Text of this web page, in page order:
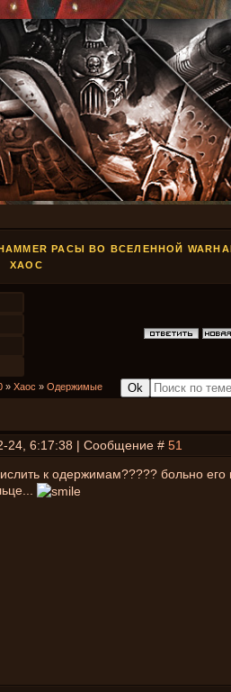
РАСЫ ВО ВСЕЛЕННОЙ
ХАОС
» Хаос » Одержимые
24, 6:17:38 | Сообщение # 51
к одержимам????? больно его